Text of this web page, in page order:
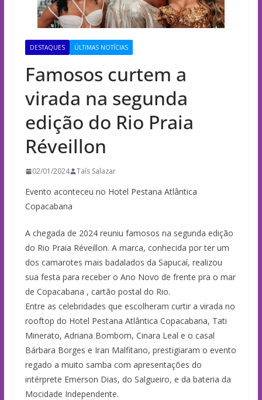
DESTAQUES ÚLTIMAS NOTÍCIAS
Famosos curtem a
virada na segunda
edição do Rio Praia
Réveillon
02/01/2024 Taís Salazar
Evento aconteceu no Hotel Pestana Atlântica
Copacabana
A chegada de 2024 reuniu famosos na segunda edição
do Rio Praia Réveillon. A marca, conhecida por ter um
dos camarotes mais badalados da Sapucaí, realizou
sua festa para receber o Ano Novo de frente pra o mar
de Copacabana , cartão postal do Rio.
Entre as celebridades que escolheram curtir a virada no
rooftop do Hotel Pestana Atlântica Copacabana, Tati
Minerato, Adriana Bombom, Cinara Leal e o casal
Bárbara Borges e Iran Malfitano, prestigiaram o evento
regado a muito samba com apresentações do
intérprete Emerson Dias, do Salgueiro, e da bateria da
Mocidade Independente.